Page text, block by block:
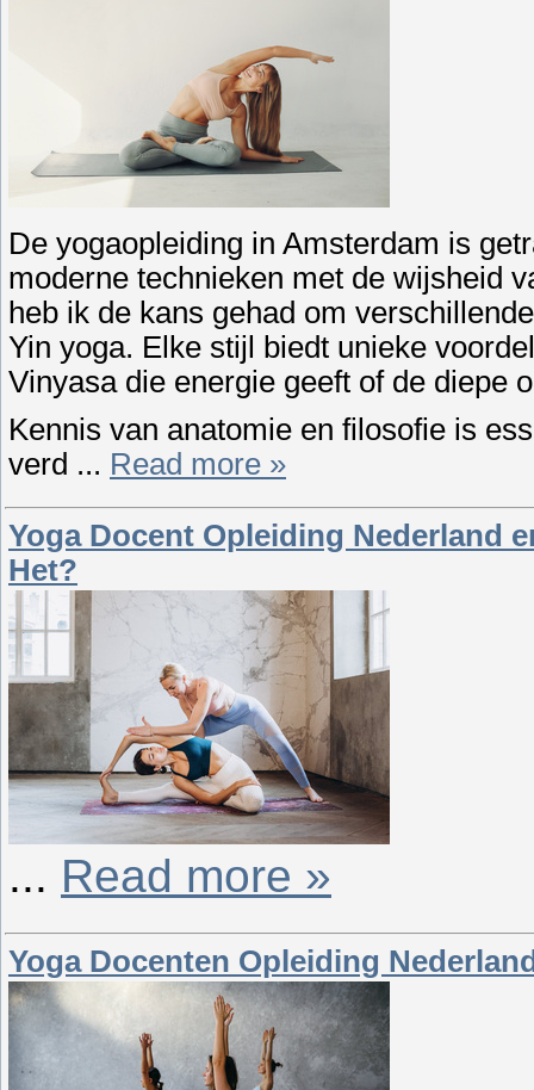
De yogaopleiding in Amsterdam is
moderne technieken met de wijsheid
heb ik de kans gehad om
Yin yoga. Elke stijl biedt unieke
Vinyasa die energie geeft of de diepe
Kennis van anatomie en filosofie is
verd ... Read more »
Yoga Docent Opleiding Nederland
Het?
... Read more »
Yoga Docenten Opleiding